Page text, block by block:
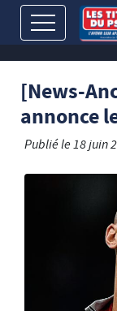
[News-
annonce
Publié le18 juin